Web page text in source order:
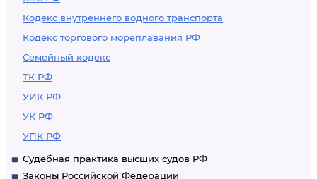
Кодекс внутреннего водного транспорта
Кодекс торгового мореплавания РФ
Семейный кодекс
ТК РФ
УИК РФ
УК РФ
УПК РФ
Судебная практика высших судов РФ
Законы Российской Федерации